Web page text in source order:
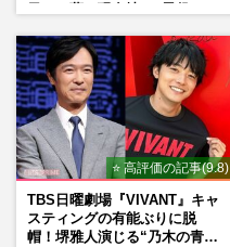
⭐ 高評価の記事(9.8)
TBS日曜劇場『VIVANT』キャ
スティングの有能ぶりに脱
帽！堺雅人演じる“乃木の青年